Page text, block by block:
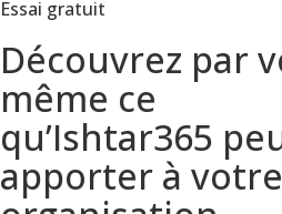
Essai gratuit
Découvrez par
même ce
qu’Ishtar365
apporter à votre